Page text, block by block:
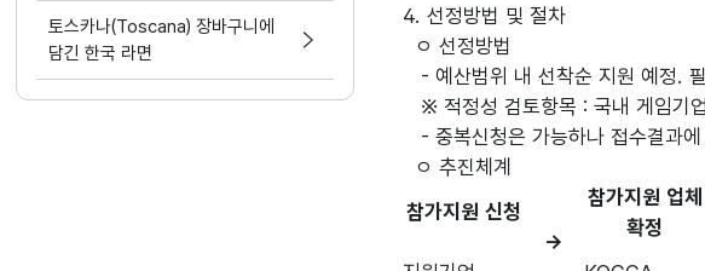
토스카나(Toscana) 장바구니에
담긴 한국 라면
4. 선정방법 및 절차
참가지원 신청
→
참가지원 업체
확정